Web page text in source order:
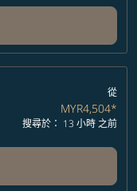
從
MYR4,504*
搜尋於： 13 小時 之前